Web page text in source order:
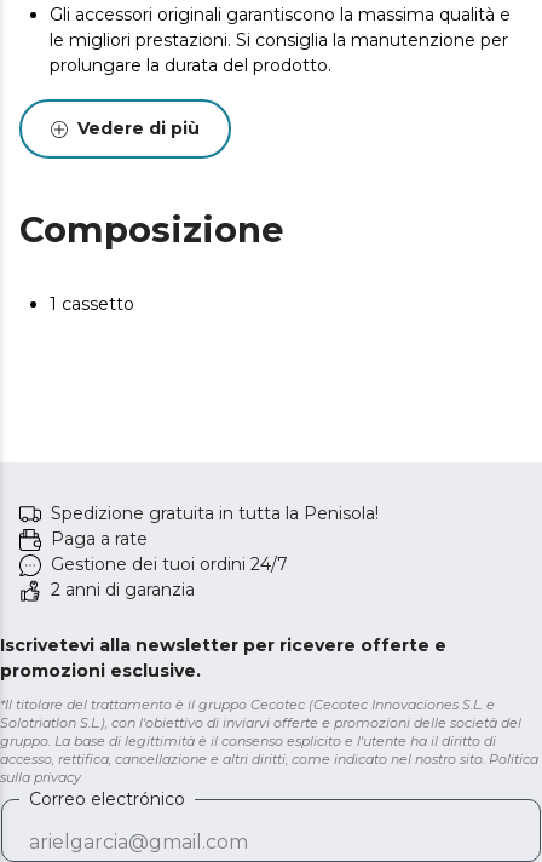
Gli accessori originali garantiscono la massima qualità e
le migliori prestazioni. Si consiglia la manutenzione per
prolungare la durata del prodotto.
Vedere di più
Composizione
1 cassetto
Spedizione gratuita in tutta la Penisola!
Paga a rate
Gestione dei tuoi ordini 24/7
2 anni di garanzia
Iscrivetevi alla newsletter per ricevere offerte e
promozioni esclusive.
*Il titolare del trattamento è il gruppo Cecotec (Cecotec Innovaciones S.L. e
Solotriatlon S.L.), con l'obiettivo di inviarvi offerte e promozioni delle società del
gruppo. La base di legittimità è il consenso esplicito e l'utente ha il diritto di
accesso, rettifica, cancellazione e altri diritti, come indicato nel nostro sito. Politica
sulla privacy
Correo electrónico